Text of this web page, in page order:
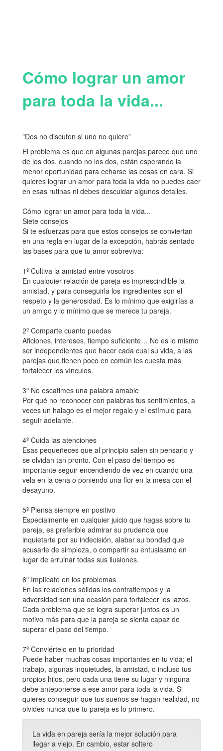
Cómo lograr un amor
para toda la vida...
"Dos no discuten si uno no quiere”
El problema es que en algunas parejas parece que uno
de los dos, cuando no los dos, están esperando la
menor oportunidad para echarse las cosas en cara. Si
quieres lograr un amor para toda la vida no puedes caer
en esas rutinas ni debes descuidar algunos detalles.
Cómo lograr un amor para toda la vida...
Siete consejos
Si te esfuerzas para que estos consejos se conviertan
en una regla en lugar de la excepción, habrás sentado
las bases para que tu amor sobreviva:
1º Cultiva la amistad entre vosotros
En cualquier relación de pareja es imprescindible la
amistad, y para conseguirla los ingredientes son el
respeto y la generosidad. Es lo mínimo que exigirías a
un amigo y lo mínimo que se merece tu pareja.
2º Comparte cuanto puedas
Aficiones, intereses, tiempo suficiente… No es lo mismo
ser independientes que hacer cada cual su vida, a las
parejas que tienen poco en común les cuesta más
fortalecer los vínculos.
3º No escatimes una palabra amable
Por qué no reconocer con palabras tus sentimientos, a
veces un halago es el mejor regalo y el estímulo para
seguir adelante.
4º Cuida las atenciones
Esas pequeñeces que al principio salen sin pensarlo y
se olvidan tan pronto. Con el paso del tiempo es
importante seguir encendiendo de vez en cuando una
vela en la cena o poniendo una flor en la mesa con el
desayuno.
5º Piensa siempre en positivo
Especialmente en cualquier juicio que hagas sobre tu
pareja, es preferible admirar su prudencia que
inquietarte por su indecisión, alabar su bondad que
acusarle de simpleza, o compartir su entusiasmo en
lugar de arruinar todas sus ilusiones.
6º Implícate en los problemas
En las relaciones sólidas los contratiempos y la
adversidad son una ocasión para fortalecer los lazos.
Cada problema que se logra superar juntos es un
motivo más para que la pareja se sienta capaz de
superar el paso del tiempo.
7º Conviértelo en tu prioridad
Puede haber muchas cosas importantes en tu vida; el
trabajo, algunas inquietudes, la amistad, o incluso tus
propios hijos, pero cada una tiene su lugar y ninguna
debe anteponerse a ese amor para toda la vida. Si
quieres conseguir que tus sueños se hagan realidad, no
olvides nunca que tu pareja es lo primero.
La vida en pareja sería la mejor solución para
llegar a viejo. En cambio, estar soltero